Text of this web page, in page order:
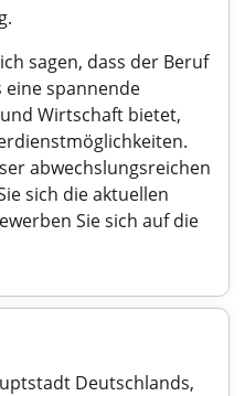
sagen, dass der Beruf
spannende
Wirtschaft bietet,
abwechslungsreichen
sich die aktuellen
Sie sich auf die
Deutschlands,